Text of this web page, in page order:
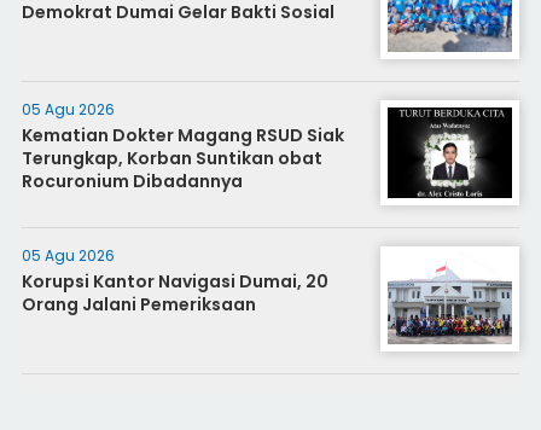
Demokrat Dumai Gelar Bakti Sosial
05 Agu 2026
Kematian Dokter Magang RSUD Siak
Terungkap, Korban Suntikan obat
Rocuronium Dibadannya
05 Agu 2026
Korupsi Kantor Navigasi Dumai, 20
Orang Jalani Pemeriksaan